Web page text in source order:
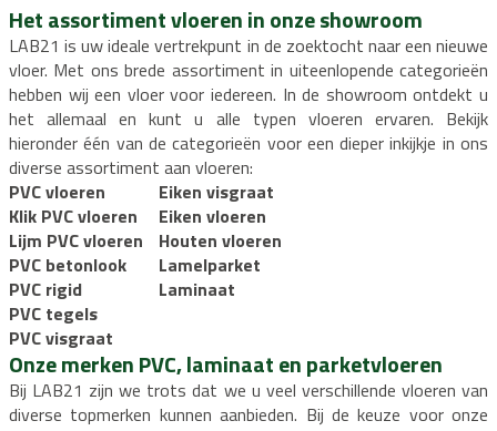
Het assortiment vloeren in onze showroom
LAB21 is uw ideale vertrekpunt in de zoektocht naar een nieuwe
vloer. Met ons brede assortiment in uiteenlopende categorieën
hebben wij een vloer voor iedereen. In de showroom ontdekt u
het allemaal en kunt u alle typen vloeren ervaren. Bekijk
hieronder één van de categorieën voor een dieper inkijkje in ons
diverse assortiment aan vloeren:
PVC vloeren
Eiken visgraat
Klik PVC vloeren
Eiken vloeren
Lijm PVC vloeren
Houten vloeren
PVC betonlook
Lamelparket
PVC rigid
Laminaat
PVC tegels
PVC visgraat
Onze merken PVC, laminaat en parketvloeren
Bij LAB21 zijn we trots dat we u veel verschillende vloeren van
diverse topmerken kunnen aanbieden. Bij de keuze voor onze